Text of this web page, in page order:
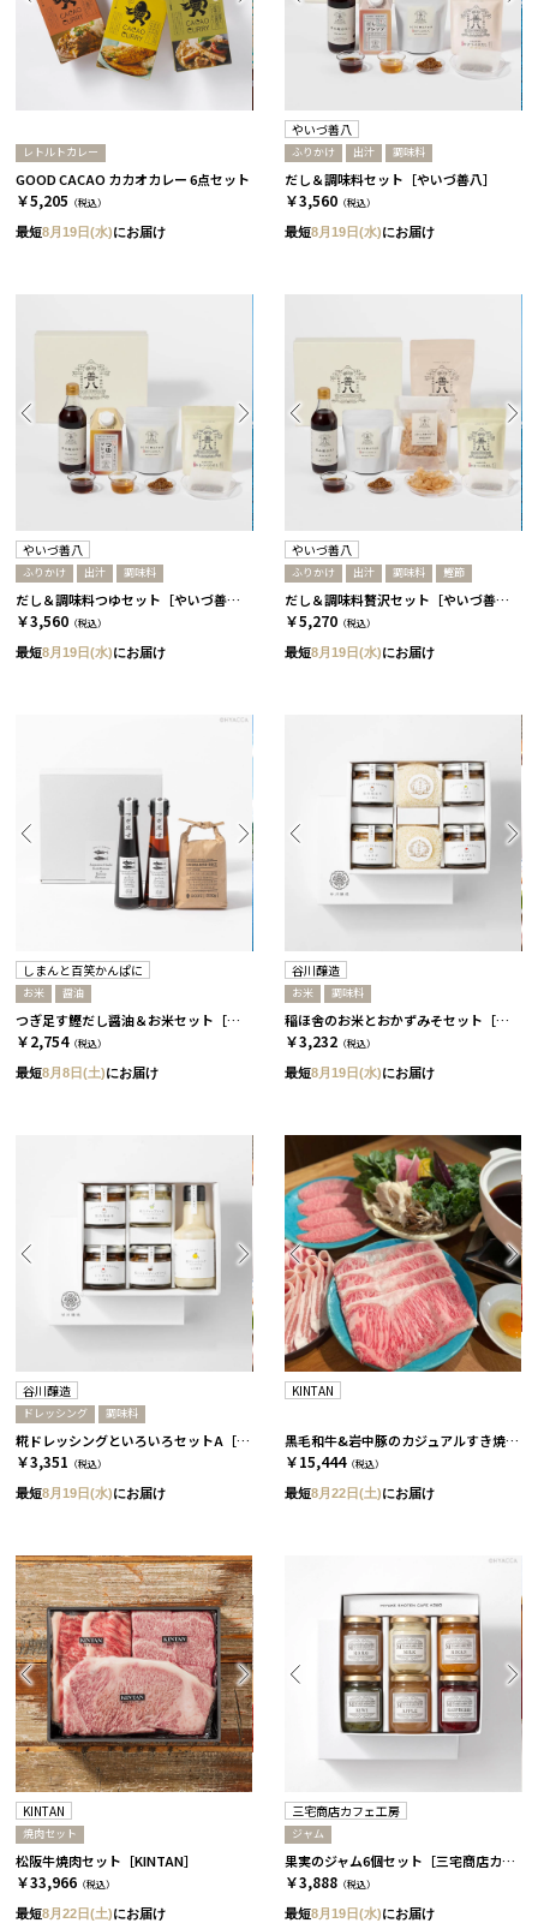
レトルトカレー
GOOD CACAO カカオカレー 6点セット
￥5,205 （税込）
最短8月19日(水)にお届け
やいづ善八
ふりかけ 出汁 調味料
だし＆調味料セット［やいづ善八］
￥3,560 （税込）
最短8月19日(水)にお届け
やいづ善八
ふりかけ 出汁 調味料
だし＆調味料つゆセット［やいづ善八］
￥3,560 （税込）
最短8月19日(水)にお届け
やいづ善八
ふりかけ 出汁 調味料 鰹節
だし＆調味料贅沢セット［やいづ善八］
￥5,270 （税込）
最短8月19日(水)にお届け
しまんと百笑かんぱに
お米 醤油
つぎ足す鰹だし醤油＆お米セット［しまんと百笑かんぱに］
￥2,754（税込）
最短8月8日(土)にお届け
谷川醸造
お米 調味料
稲ほ舎のお米とおかずみそセット［谷川醸造］
￥3,232 （税込）
最短8月19日(水)にお届け
谷川醸造
ドレッシング 調味料
糀ドレッシングといろいろセットA［谷川醸造］
￥3,351 （税込）
最短8月19日(水)にお届け
KINTAN
黒毛和牛&岩中豚のカジュアルすき焼きセット［KINTAN］
￥15,444（税込）
最短8月22日(土)にお届け
KINTAN
焼肉セット
松阪牛焼肉セット［KINTAN］
￥33,966 （税込）
最短8月22日(土)にお届け
三宅商店カフェ工房
ジャム
果実のジャム6個セット［三宅商店カフェ工房］
￥3,888 （税込）
最短8月19日(水)にお届け